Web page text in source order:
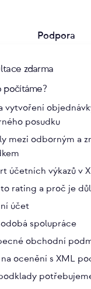
Podpora
zdarma
počítáme?
vytvoření
posudku
mezi odborným a
účetních výkazů v
rating a proč je
účet
spolupráce
obchodní
na ocenění s XML
a
není to ještě v
ani není vše zřejmé
jednoduše tím,
neznamená
Je proto víc